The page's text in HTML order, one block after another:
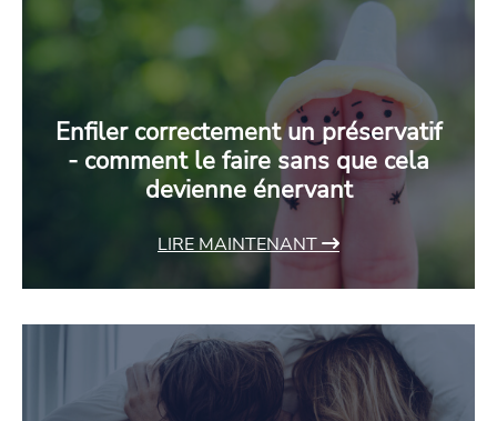
Enfiler correctement un préservatif
- comment le faire sans que cela
devienne énervant
LIRE MAINTENANT